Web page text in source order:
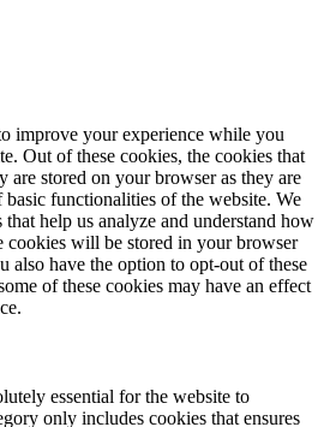
improve your experience while you
Out of these cookies, the cookies that
are stored on your browser as they are
functionalities of the website. We
help us analyze and understand how
cookies will be stored in your browser
also have the option to opt-out of these
of these cookies may have an effect
essential for the website to
only includes cookies that ensures